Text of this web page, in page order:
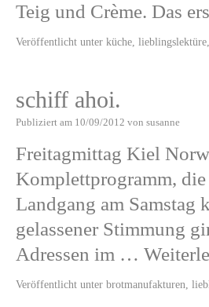
Teig und Crème. Das
Veröffentlicht unter küche lieblingslektüre
schiff ahoi.
Publiziert am 10/09/2012 von susanne
Freitagmittag Kiel
Komplettprogramm,
Landgang am
gelassener Stimmung
Adressen im …
Veröffentlicht unter brotmanufakturen